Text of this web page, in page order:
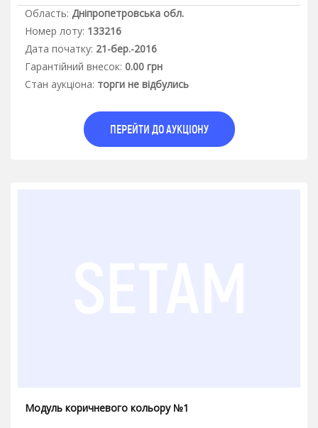
Область: Дніпропетровська обл.
Номер лоту: 133216
Дата початку: 21-бер.-2016
Гарантiйний внесок: 0.00 грн
Стан аукцiона: торги не відбулись
ПЕРЕЙТИ ДО АУКЦІОНУ
Модуль коричневого кольору №1